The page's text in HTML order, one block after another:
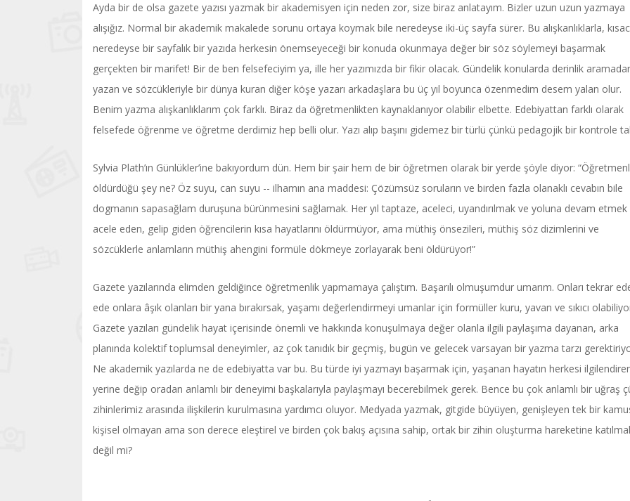
Ayda bir de olsa gazete yazısı yazmak bir akademisyen için neden zor, size biraz anlatayım. Bizler uzun uzun yazmaya
alışığız. Normal bir akademik makalede sorunu ortaya koymak bile neredeyse iki-üç sayfa sürer. Bu alışkanlıklarla,
neredeyse bir sayfalık bir yazıda herkesin önemseyeceği bir konuda okunmaya değer bir söz söylemeyi başarmak
gerçekten bir marifet! Bir de ben felsefeciyim ya, ille her yazımızda bir fikir olacak. Gündelik konularda derinlik
yazan ve sözcükleriyle bir dünya kuran diğer köşe yazarı arkadaşlara bu üç yıl boyunca özenmedim desem yalan olur.
Benim yazma alışkanlıklarım çok farklı. Biraz da öğretmenlikten kaynaklanıyor olabilir elbette. Edebiyattan farklı olarak
felsefede öğrenme ve öğretme derdimiz hep belli olur. Yazı alıp başını gidemez bir türlü çünkü pedagojik bir kontrole
Sylvia Plath’ın Günlükler’ine bakıyordum dün. Hem bir şair hem de bir öğretmen olarak bir yerde şöyle diyor:
öldürdüğü şey ne? Öz suyu, can suyu -- ilhamın ana maddesi: Çözümsüz soruların ve birden fazla olanaklı cevabın bile
dogmanın sapasağlam duruşuna bürünmesini sağlamak. Her yıl taptaze, aceleci, uyandırılmak ve yoluna devam etmek
acele eden, gelip giden öğrencilerin kısa hayatlarını öldürmüyor, ama müthiş önsezileri, müthiş söz dizimlerini ve
sözcüklerle anlamların müthiş ahengini formüle dökmeye zorlayarak beni öldürüyor!”
Gazete yazılarında elimden geldiğince öğretmenlik yapmamaya çalıştım. Başarılı olmuşumdur umarım. Onları tekrar
ede onlara âşık olanları bir yana bırakırsak, yaşamı değerlendirmeyi umanlar için formüller kuru, yavan ve sıkıcı
Gazete yazıları gündelik hayat içerisinde önemli ve hakkında konuşulmaya değer olanla ilgili paylaşıma dayanan, arka
planında kolektif toplumsal deneyimler, az çok tanıdık bir geçmiş, bugün ve gelecek varsayan bir yazma tarzı
Ne akademik yazılarda ne de edebiyatta var bu. Bu türde iyi yazmayı başarmak için, yaşanan hayatın herkesi
yerine değip oradan anlamlı bir deneyimi başkalarıyla paylaşmayı becerebilmek gerek. Bence bu çok anlamlı bir uğraş
zihinlerimiz arasında ilişkilerin kurulmasına yardımcı oluyor. Medyada yazmak, gitgide büyüyen, genişleyen tek bir
kişisel olmayan ama son derece eleştirel ve birden çok bakış açısına sahip, ortak bir zihin oluşturma hareketine
değil mi?
Haftanın Pusulası